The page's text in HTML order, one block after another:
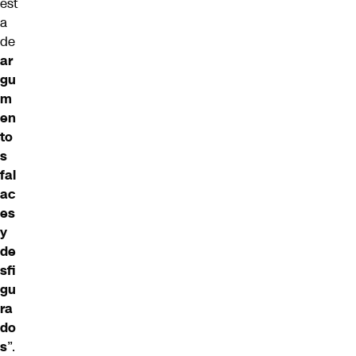
est
a
de
ar
gu
m
en
to
s
fal
ac
es
y
de
sfi
gu
ra
do
s”.